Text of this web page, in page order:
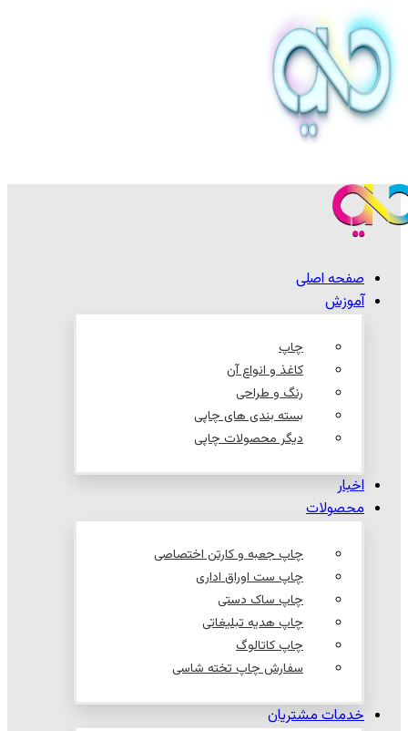
صفحه اصلی
آموزش
چاپ
کاغذ و انواع آن
رنگ و طراحی
بسته بندی های چاپی
دیگر محصولات چاپی
اخبار
محصولات
چاپ جعبه و کارتن اختصاصی
چاپ ست اوراق اداری
چاپ ساک دستی
چاپ هدیه تبلیغاتی
چاپ کاتالوگ
سفارش چاپ تخته شاسی
خدمات مشتریان